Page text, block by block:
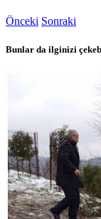
Önceki Sonraki
Bunlar da ilginizi